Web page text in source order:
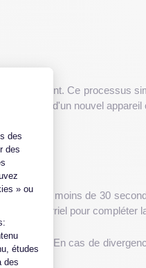
:
des
des
» ou
études
des
en argent. Ce processus
à l'achat d'un nouvel appareil
en moins de 30
par courriel pour compléter
En cas de